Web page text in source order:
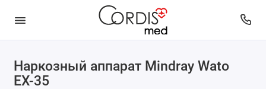
Наркозный аппарат Mindray Wato
EX-35